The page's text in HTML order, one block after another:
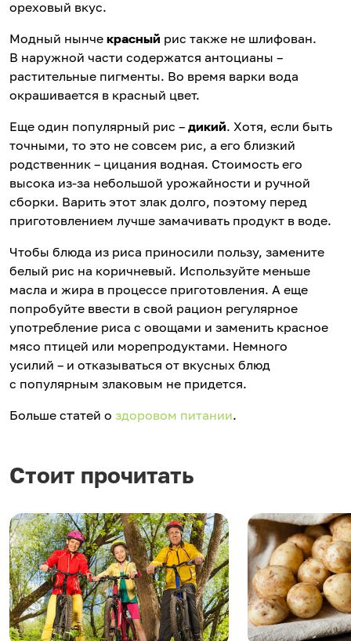
ореховый вкус.
Модный нынче красный рис также не шлифован.
В наружной части содержатся антоцианы –
растительные пигменты. Во время варки вода
окрашивается в красный цвет.
Еще один популярный рис – дикий. Хотя, если быть
точными, то это не совсем рис, а его близкий
родственник – цицания водная. Стоимость его
высока из-за небольшой урожайности и ручной
сборки. Варить этот злак долго, поэтому перед
приготовлением лучше замачивать продукт в воде.
Чтобы блюда из риса приносили пользу, замените
белый рис на коричневый. Используйте меньше
масла и жира в процессе приготовления. А еще
попробуйте ввести в свой рацион регулярное
употребление риса с овощами и заменить красное
мясо птицей или морепродуктами. Немного
усилий – и отказываться от вкусных блюд
с популярным злаковым не придется.
Больше статей о здоровом питании.
Стоит прочитать